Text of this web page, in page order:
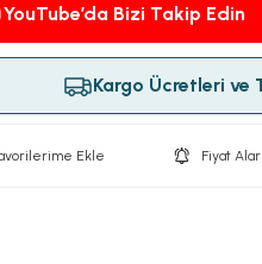
YouTube’da Bizi Takip Edin
Kargo Ücretleri ve
Fiyat